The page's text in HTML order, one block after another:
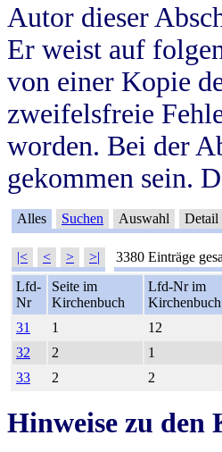
Autor dieser
Er weist auf
von einer Kopie
zweifelsfreie
worden. Bei der
gekommen sein.
Alles Suchen Auswahl Detail
|< < > >| 3380 Einträge
Lfd-
Nr
Seite im
Kirchenbuch
Lfd-Nr im
Kirchenbuch
31
1 12
32
2 1
33
2 2
Hinweise zu den